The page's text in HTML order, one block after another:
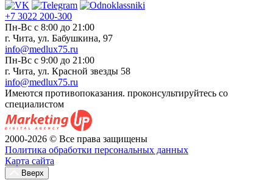
+7 3022 200-300
Пн-Вс с 8:00 до 21:00
г. Чита, ул. Бабушкина, 97
info@medlux75.ru
Пн-Вс с 9:00 до 21:00
г. Чита, ул. Красной звезды 58
info@medlux75.ru
Имеются противопоказания. проконсультируйтесь со
специалистом
2000-2026 © Все права защищены
Политика обработки персональных данных
Карта сайта
Вверх